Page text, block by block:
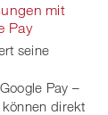
mit
Pay
seine
Pay –
direkt